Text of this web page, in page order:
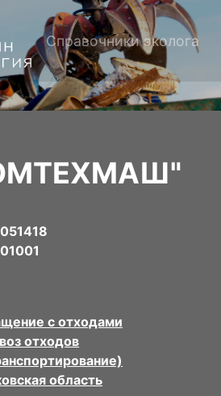
Справочники эколога
с отходами
отходов
область